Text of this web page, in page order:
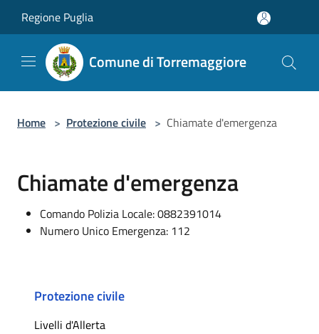
Regione Puglia
Comune di Torremaggiore
Home > Protezione civile > Chiamate d'emergenza
Chiamate d'emergenza
Comando Polizia Locale: 0882391014
Numero Unico Emergenza: 112
Protezione civile
Livelli d'Allerta